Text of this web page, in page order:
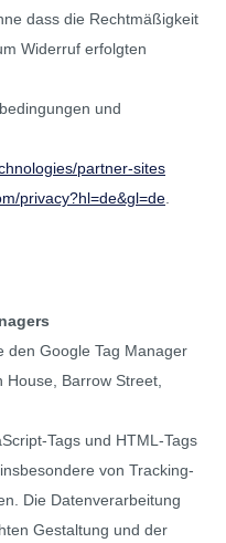
dass die Rechtmäßigkeit
Widerruf erfolgten
und
partner-sites
privacy?hl=de&gl=de.
den Google Tag Manager
Barrow Street,
Tags und HTML-Tags
von Tracking-
Die Datenverarbeitung
Gestaltung und der